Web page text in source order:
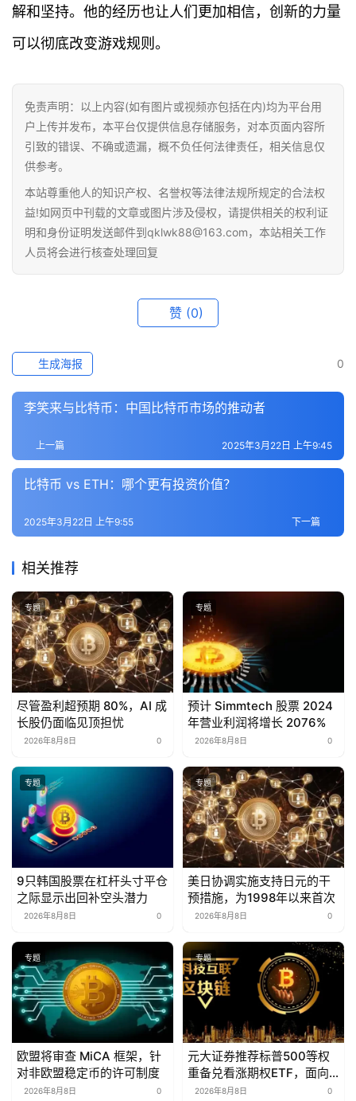
解和坚持。他的经历也让人们更加相信，创新的力量
可以彻底改变游戏规则。
免责声明：以上内容(如有图片或视频亦包括在内)均为平台用
户上传并发布，本平台仅提供信息存储服务，对本页面内容所
引致的错误、不确或遗漏，概不负任何法律责任，相关信息仅
供参考。
本站尊重他人的知识产权、名誉权等法律法规所规定的合法权
益!如网页中刊载的文章或图片涉及侵权，请提供相关的权利证
明和身份证明发送邮件到qklwk88@163.com，本站相关工作
人员将会进行核查处理回复
赞 (0)
0
生成海报
李笑来与比特币：中国比特币市场的推动者
上一篇 2025年3月22日 上午9:45
比特币 vs ETH：哪个更有投资价值？
下一篇
2025年3月22日 上午9:55
相关推荐
专题
尽管盈利超预期 80%，AI 成
长股仍面临见顶担忧
2026年8月8日 0
专题
预计 Simmtech 股票 2024
年营业利润将增长 2076%
2026年8月8日 0
专题
9只韩国股票在杠杆头寸平仓
之际显示出回补空头潜力
2026年8月8日 0
专题
美日协调实施支持日元的干
预措施，为1998年以来首次
2026年8月8日 0
专题
欧盟将审查 MiCA 框架，针
对非欧盟稳定币的许可制度
2026年8月8日 0
专题
元大证券推荐标普500等权
重备兑看涨期权ETF，面向
波动性股票。
2026年8月8日 0